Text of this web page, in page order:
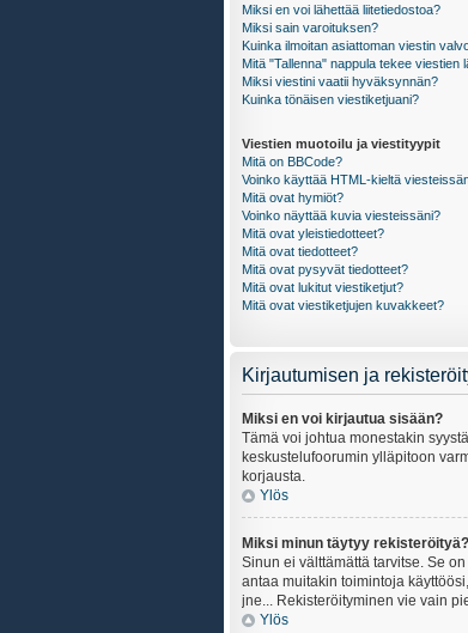
Miksi en voi lähettää liitetiedostoa?
Miksi sain varoituksen?
Kuinka ilmoitan asiattoman viestin
Mitä "Tallenna" nappula tekee viestien
Miksi viestini vaatii hyväksynnän?
Kuinka tönäisen viestiketjuani?
Viestien muotoilu ja viestityypit
Mitä on BBCode?
Voinko käyttää HTML-kieltä
Mitä ovat hymiöt?
Voinko näyttää kuvia viesteissäni?
Mitä ovat yleistiedotteet?
Mitä ovat tiedotteet?
Mitä ovat pysyvät tiedotteet?
Mitä ovat lukitut viestiketjut?
Mitä ovat viestiketjujen kuvakkeet?
Kirjautumisen ja
Miksi en voi kirjautua sisään?
Tämä voi johtua monestakin
keskustelufoorumin ylläpitoon
korjausta.
Ylös
Miksi minun täytyy rekisteröityä?
Sinun ei välttämättä tarvitse. Se
antaa muitakin toimintoja
jne... Rekisteröityminen vie vain
Ylös